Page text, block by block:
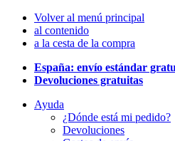
Volver al menú principal
al contenido
a la cesta de la compra
España: envío estándar
Devoluciones gratuitas
Ayuda
¿Dónde está mi pedido?
Devoluciones